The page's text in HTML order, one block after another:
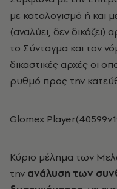
με καταλογισμό ή και
(αναλύει, δεν
το Σύνταγμα και τον
δικαστικές αρχές οι
ρυθμό προς την
Glomex
Κύριο μέλημα των
την ανάλυση των